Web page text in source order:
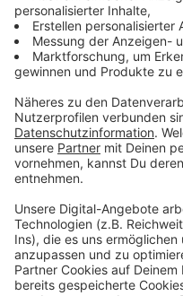
Weitere Infos und
Anzeige
Die Haltung der
gegen den Opern-
Darum will die Stadt
Neue Stadtteilzentren
Deals" mit der SPD
Anzeige